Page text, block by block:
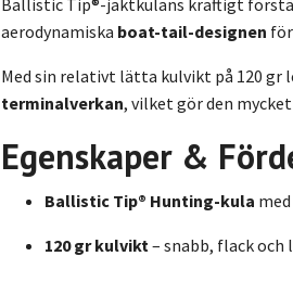
aerodynamiska boat-tail-designen
Med sin relativt lätta kulvikt på 120 gr
terminalverkan, vilket gör den
Egenskaper &
Ballistic Tip® Hunting-kula
120 gr kulvikt – snabb, flack